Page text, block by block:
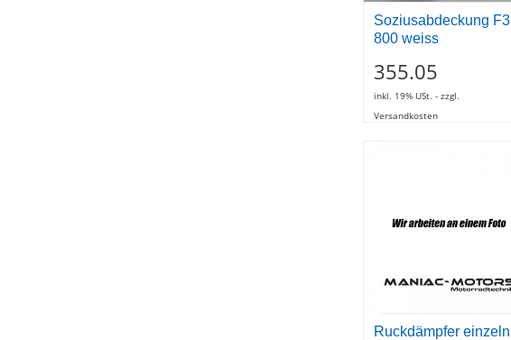
Soziusabdeckung F3
800 weiss
355.05
inkl. 19% USt. - zzgl.
Versandkosten
Ruckdämpfer einzeln